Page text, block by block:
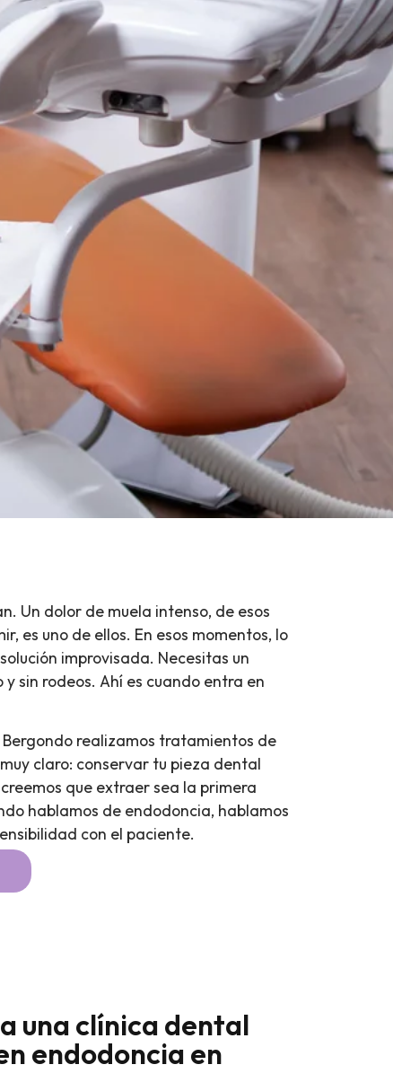
Un dolor de muela intenso, de esos
es uno de ellos. En esos momentos, lo
improvisada. Necesitas un
sin rodeos. Ahí es cuando entra en
Bergondo realizamos tratamientos de
claro: conservar tu pieza dental
que extraer sea la primera
hablamos de endodoncia, hablamos
con el paciente.
una clínica dental
endodoncia en